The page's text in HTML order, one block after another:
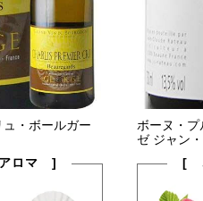
・ボールガー
ロマ ]
ボーヌ・
ゼ ジャン
[